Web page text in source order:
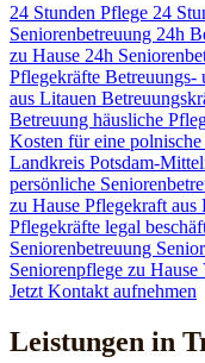
24 Stunden Pflege 24
Seniorenbetreuung 24h
zu Hause 24h
Pflegekräfte Betreuungs-
aus Litauen
Betreuung häusliche
Kosten für eine
Landkreis Potsdam-
persönliche
zu Hause Pflegekraft aus
Pflegekräfte legal
Seniorenbetreuung
Seniorenpflege zu Hause
Jetzt Kontakt aufnehmen
Leistungen in